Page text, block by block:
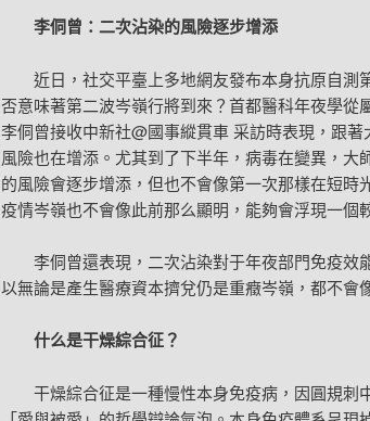
李侗曾：二次沾染的風險逐步增添
近日，社交平臺上多地網友發布本身抗原自測
否意味著第二波岑嶺行將到來？首都醫科年夜學從
李侗曾接收中新社@國事縱貫車 采訪時表現，跟
風險也在增添。尤其到了下半年，病毒在變異，大
的風險會逐步增添，但也不會像第一次那樣在短時
疫情岑嶺也不會像此前那么顯明，能夠會浮現一個
李侗曾還表現，二次沾染對于年夜部門免疫效
以無論是產生醫療資本擠兌仍是重癥岑嶺，都不會
什么是干燥綜合征？
干燥綜合征是一種慢性本身免疫病，因圓規刺